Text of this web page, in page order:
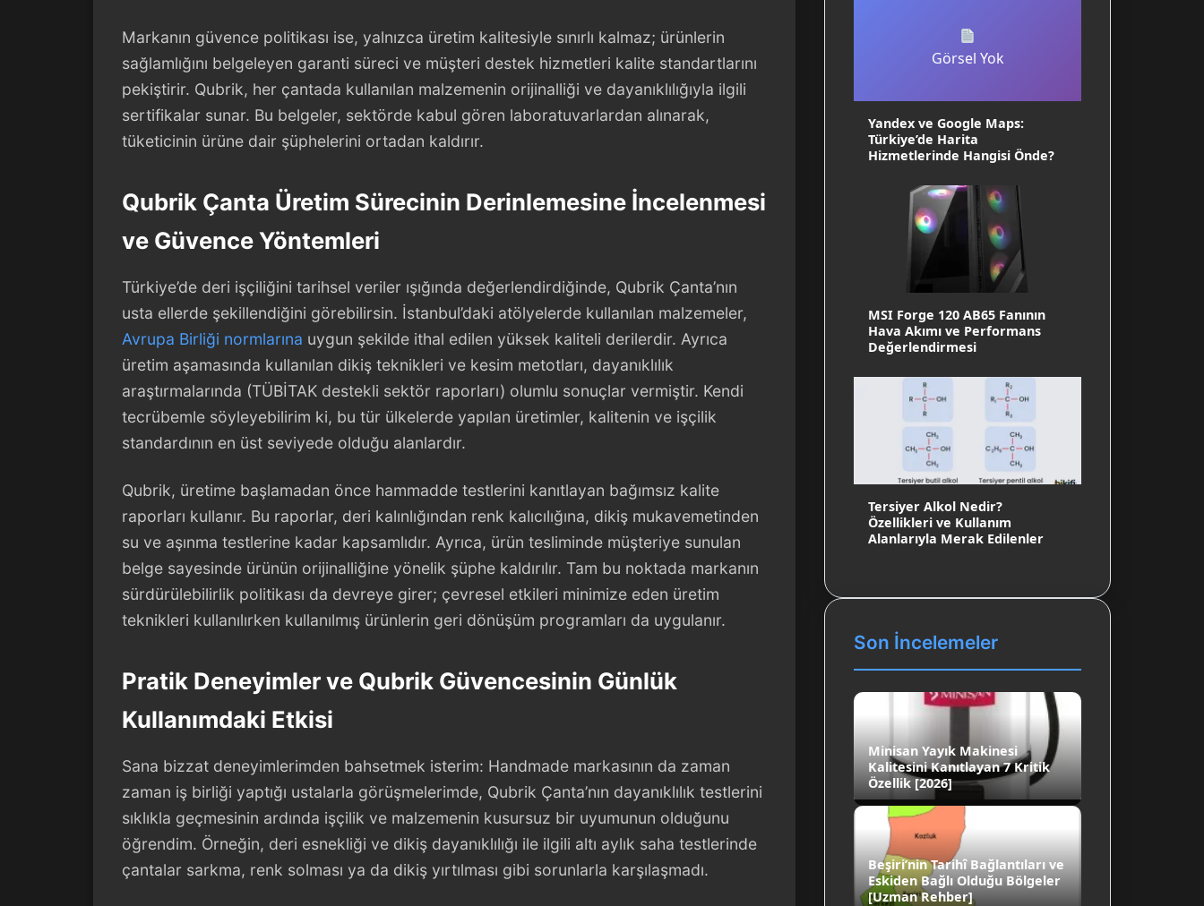
Markanın güvence politikası ise, yalnızca üretim kalitesiyle sınırlı kalmaz; ürünlerin
sağlamlığını belgeleyen garanti süreci ve müşteri destek hizmetleri kalite standartlarını
pekiştirir. Qubrik, her çantada kullanılan malzemenin orijinalliği ve dayanıklılığıyla ilgili
sertifikalar sunar. Bu belgeler, sektörde kabul gören laboratuvarlardan alınarak,
tüketicinin ürüne dair şüphelerini ortadan kaldırır.
Qubrik Çanta Üretim Sürecinin Derinlemesine İncelenmesi
ve Güvence Yöntemleri
Türkiye’de deri işçiliğini tarihsel veriler ışığında değerlendirdiğinde, Qubrik Çanta’nın
usta ellerde şekillendiğini görebilirsin. İstanbul’daki atölyelerde kullanılan malzemeler,
Avrupa Birliği normlarına uygun şekilde ithal edilen yüksek kaliteli derilerdir. Ayrıca
üretim aşamasında kullanılan dikiş teknikleri ve kesim metotları, dayanıklılık
araştırmalarında (TÜBİTAK destekli sektör raporları) olumlu sonuçlar vermiştir. Kendi
tecrübemle söyleyebilirim ki, bu tür ülkelerde yapılan üretimler, kalitenin ve işçilik
standardının en üst seviyede olduğu alanlardır.
Qubrik, üretime başlamadan önce hammadde testlerini kanıtlayan bağımsız kalite
raporları kullanır. Bu raporlar, deri kalınlığından renk kalıcılığına, dikiş mukavemetinden
su ve aşınma testlerine kadar kapsamlıdır. Ayrıca, ürün tesliminde müşteriye sunulan
belge sayesinde ürünün orijinalliğine yönelik şüphe kaldırılır. Tam bu noktada markanın
sürdürülebilirlik politikası da devreye girer; çevresel etkileri minimize eden üretim
teknikleri kullanılırken kullanılmış ürünlerin geri dönüşüm programları da uygulanır.
Pratik Deneyimler ve Qubrik Güvencesinin Günlük
Kullanımdaki Etkisi
Sana bizzat deneyimlerimden bahsetmek isterim: Handmade markasının da zaman
zaman iş birliği yaptığı ustalarla görüşmelerimde, Qubrik Çanta’nın dayanıklılık testlerini
sıklıkla geçmesinin ardında işçilik ve malzemenin kusursuz bir uyumunun olduğunu
öğrendim. Örneğin, deri esnekliği ve dikiş dayanıklılığı ile ilgili altı aylık saha testlerinde
çantalar sarkma, renk solması ya da dikiş yırtılması gibi sorunlarla karşılaşmadı.
Görsel Yok
Yandex ve Google Maps:
Türkiye’de Harita
Hizmetlerinde Hangisi Önde?
MSI Forge 120 AB65 Fanının
Hava Akımı ve Performans
Değerlendirmesi
Tersiyer Alkol Nedir?
Özellikleri ve Kullanım
Alanlarıyla Merak Edilenler
Son İncelemeler
Minisan Yayık Makinesi
Kalitesini Kanıtlayan 7 Kritik
Özellik [2026]
Beşiri’nin Tarihî Bağlantıları ve
Eskiden Bağlı Olduğu Bölgeler
[Uzman Rehber]